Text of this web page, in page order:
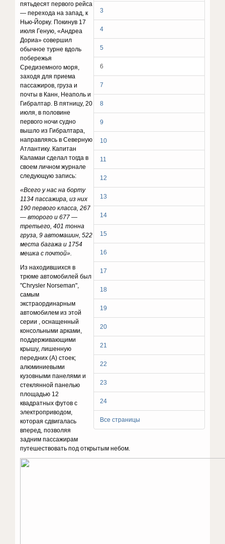
3
4
5
6
7
8
9
10
11
12
13
14
15
16
17
18
19
20
21
22
23
24
Все страницы
пятьдесят первого рейса
— перехода на запад, к
Нью-Йорку. Покинув 17
июля Геную, «Андреа
Дориа» совершил
обычное турне вдоль
побережья
Средиземного моря,
заходя для приема
пассажиров, груза и
почты в Канн, Неаполь и
Гибралтар. В пятницу, 20
июля, в половине
первого ночи судно
вышло из Гибралтара,
направляясь в Северную
Атлантику. Капитан
Каламаи сделал тогда в
своем личном журнале
следующую запись:
«Всего у нас на борту
1134 пассажира, из них
190 первого класса, 267
— второго и 677 —
третьего, 401 тонна
груза, 9 автомашин, 522
места багажа и 1754
мешка с почтой».
Из находившихся в
трюме автомобилей был
"Chrysler Norseman",
самым
экстраординарным
автомобилем из этой
серии , оснащенный
консольными арками,
поддерживающими
крышу, лишенную
передних (А) стоек;
алюминиевыми
кузовными панелями и
стеклянной панелью
площадью 12
квадратных футов с
электроприводом,
которая сдвигалась
вперед, позволяя
задним пассажирам
путешествовать под открытым небом.